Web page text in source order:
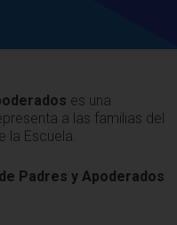
es una
a las familias del
la Escuela.
Padres y Apoderados